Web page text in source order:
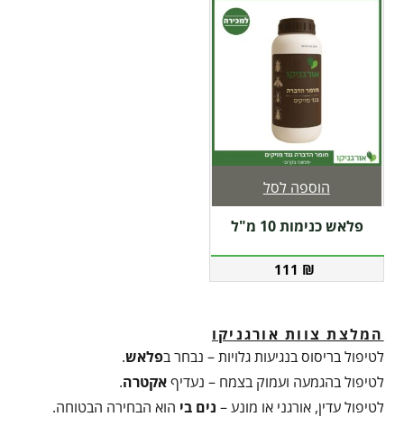
פלאש כנימות 10 מ"ל
111 ₪
הוספה לסל
המלצת צוות אורגניקו
לטיפול בריסוס בנגיעות גלויות – נבחר בפלאש.
לטיפול בהגמעה ועמוק בצמח – נעדיףאקטרה.
לטיפול עדין, אורגני או מונע – נים בי הוא הבחירה הבטוחה.